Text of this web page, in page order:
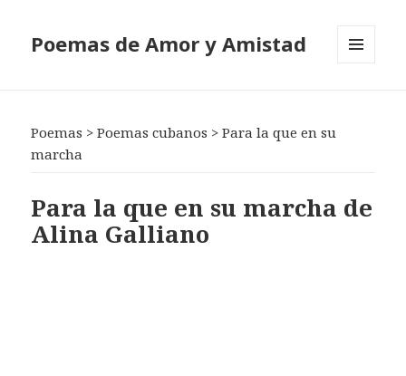
Poemas de Amor y Amistad
Poemas >Poemas cubanos >Para la que en su
marcha
Para la que en su marcha de
Alina Galliano